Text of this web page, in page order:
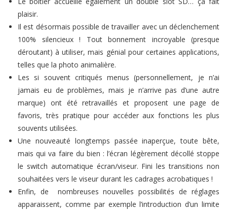
plaisir.
Il est désormais possible de travailler avec un déclenchement
100% silencieux ! Tout bonnement incroyable (presque
déroutant) à utiliser, mais génial pour certaines applications,
telles que la photo animalière.
Les si souvent critiqués menus (personnellement, je n’ai
jamais eu de problèmes, mais je n’arrive pas d’une autre
marque) ont été retravaillés et proposent une page de
favoris, très pratique pour accéder aux fonctions les plus
souvents utilisées.
Une nouveauté longtemps passée inaperçue, toute bête,
mais qui va faire du bien : l’écran légèrement décollé stoppe
le switch automatique écran/viseur. Fini les transitions non
souhaitées vers le viseur durant les cadrages acrobatiques !
Enfin, de nombreuses nouvelles possibilités de réglages
apparaissent, comme par exemple l’introduction d’un limite